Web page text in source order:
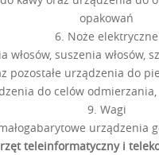
opakowań
6. Noże elektryczne
włosów, suszenia włosów,
pozostałe urządzenia do
do celów
9. Wagi
urządzenia
teleinformatyczny i